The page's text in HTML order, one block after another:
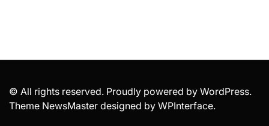
© All rights reserved. Proudly powered by WordPress.
Theme NewsMaster designed by WPInterface.